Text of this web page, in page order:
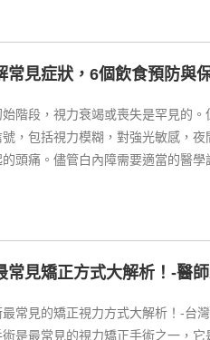
常見症狀，6個飲食預防與
階段，視力衰竭或喪失是罕見的
，包括視力模糊，對強光敏感，
頭痛。儘管白內障需要適當的醫學
常見矯正方式大解析！-醫師
常見的矯正視力方式大解析！-台
是最常見的視力矯正手術之一，